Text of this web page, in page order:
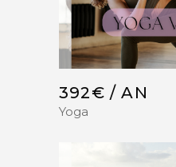
392€ / AN
Yoga